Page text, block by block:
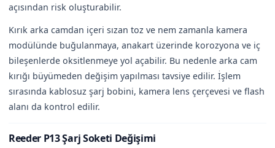
açısından risk oluşturabilir.
Kırık arka camdan içeri sızan toz ve nem zamanla kamera
modülünde buğulanmaya, anakart üzerinde korozyona ve iç
bileşenlerde oksitlenmeye yol açabilir. Bu nedenle arka cam
kırığı büyümeden değişim yapılması tavsiye edilir. İşlem
sırasında kablosuz şarj bobini, kamera lens çerçevesi ve flash
alanı da kontrol edilir.
Reeder P13 Şarj Soketi Değişimi